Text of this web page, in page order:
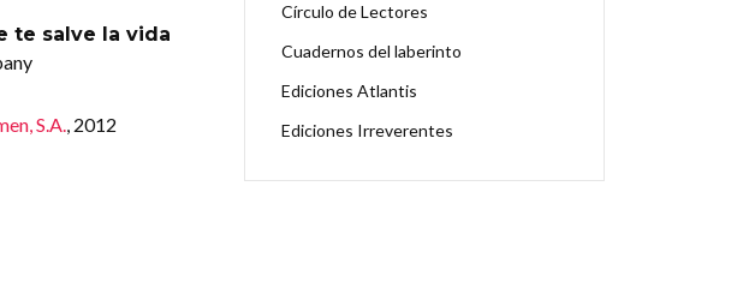
te salve la vida
S.A., 2012
Círculo de Lectores
Cuadernos del laberinto
Ediciones Atlantis
Ediciones Irreverentes